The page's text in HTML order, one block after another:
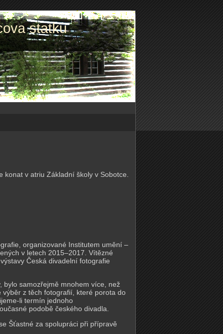
statku
v atriu Základní školy v Sobotce.
organizované Institutem umění –
v letech 2015–2017. Vítězné
Česká divadelní fotografie
bylo samozřejmě mnohem více, než
z těch fotografií, které porota do
li termín jednoho
podobě českého divadla.
Šťastné za spolupráci při přípravě